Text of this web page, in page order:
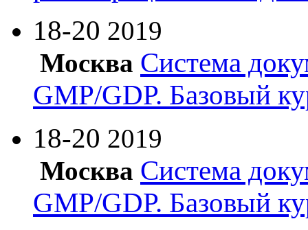
18-20 2019
Москва Система
GMP/GDP. Базовый
18-20 2019
Москва Система
GMP/GDP. Базовый